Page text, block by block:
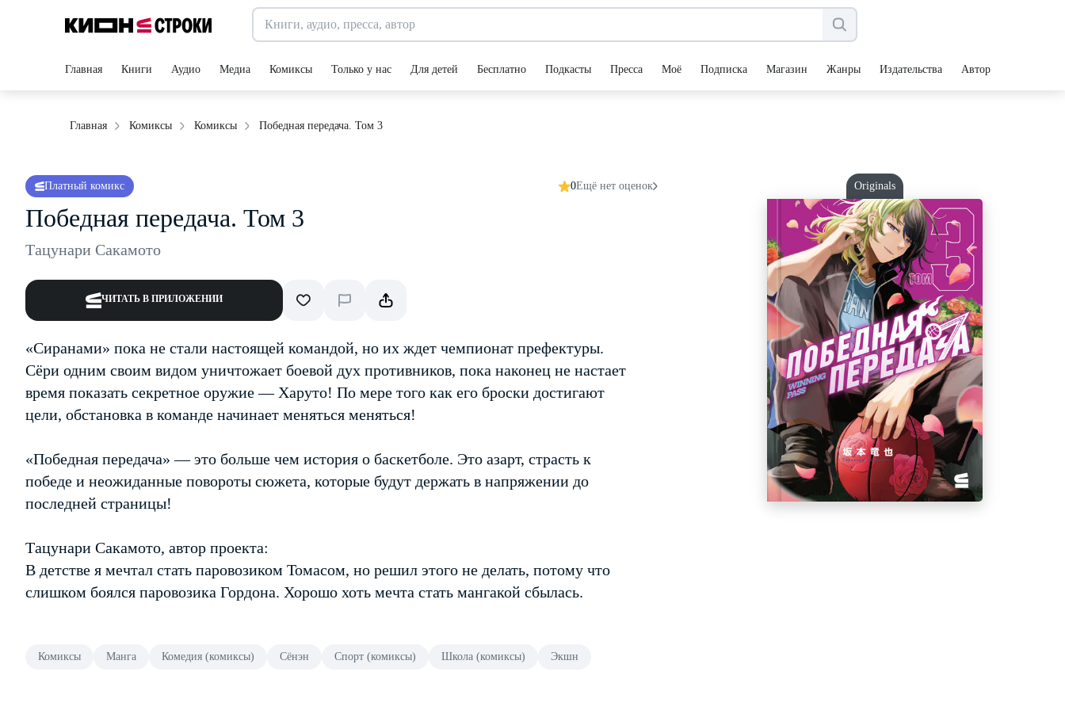
Главная Книги Аудио Медиа Комиксы Только у нас Для детей Бесплатно Подкасты Пресса Моё Подписка Магазин Жанры Издательства Авторы
Главная Комиксы Комиксы Победная передача. Том 3
Платный комикс 0Ещё нет оценок
Победная передача. Том 3
Тацунари Сакамото
ЧИТАТЬ В ПРИЛОЖЕНИИ
«Сиранами» пока не стали настоящей командой, но их ждет чемпионат префектуры.
Сёри одним своим видом уничтожает боевой дух противников, пока наконец не настает
время показать секретное оружие — Харуто! По мере того как его броски достигают
цели, обстановка в команде начинает меняться меняться!
«Победная передача» — это больше чем история о баскетболе. Это азарт, страсть к
победе и неожиданные повороты сюжета, которые будут держать в напряжении до
последней страницы!
Тацунари Сакамото, автор проекта:
В детстве я мечтал стать паровозиком Томасом, но решил этого не делать, потому что
слишком боялся паровозика Гордона. Хорошо хоть мечта стать мангакой сбылась.
Комиксы Манга Комедия (комиксы) Сёнэн Спорт (комиксы) Школа (комиксы) Экшн
Originals